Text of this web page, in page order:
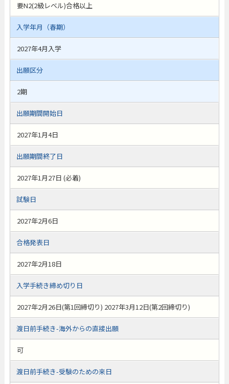
要N2(2級レベル)合格以上
入学年月（春期）
2027年4月入学
出願区分
2期
出願期間開始日
2027年1月4日
出願期間終了日
2027年1月27日 (必着)
試験日
2027年2月6日
合格発表日
2027年2月18日
入学手続き締め切り日
2027年2月26日(第1回締切り) 2027年3月12日(第2回締切り)
渡日前手続き-海外からの直接出願
可
渡日前手続き-受験のための来日